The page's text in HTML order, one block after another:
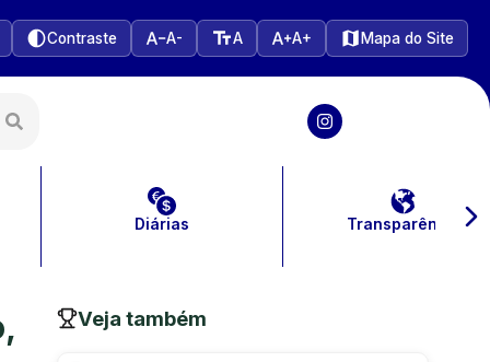
Contraste A- A A+ Mapa do Site
Diárias Transparência
Veja também